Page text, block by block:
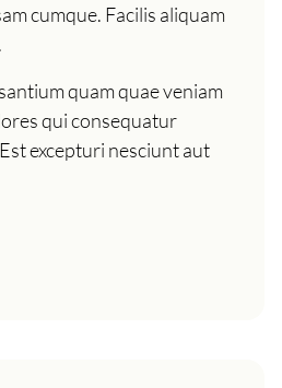
cumque. Facilis aliquam
quam quae veniam
qui consequatur
excepturi nesciunt aut